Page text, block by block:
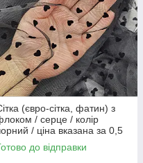
(євро-сітка, фатин) з
/ серце / колір
/ ціна вказана за 0,5
сітки
до відправки